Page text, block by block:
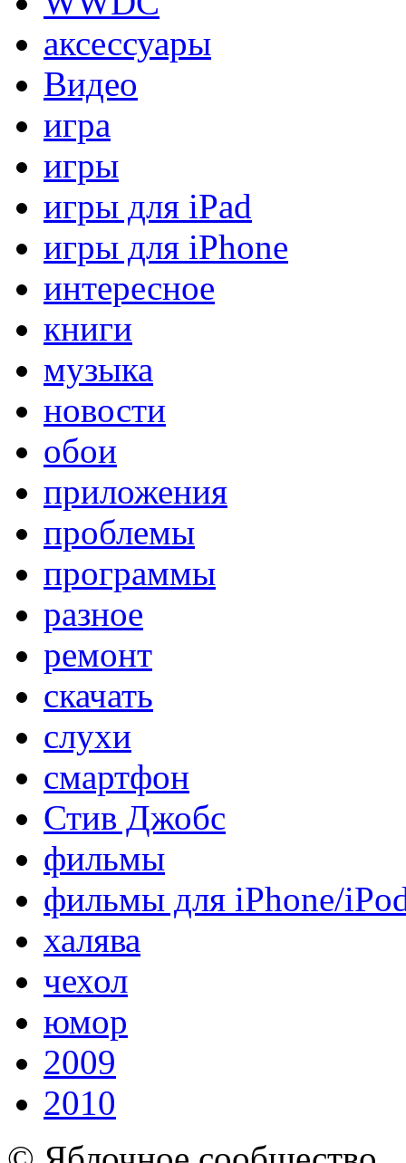
аксессуары
Видео
игра
игры
игры для iPad
игры для iPhone
интересное
книги
музыка
новости
обои
приложения
проблемы
программы
разное
ремонт
скачать
слухи
смартфон
Стив Джобс
фильмы
фильмы для iPhone/
халява
чехол
юмор
2009
2010